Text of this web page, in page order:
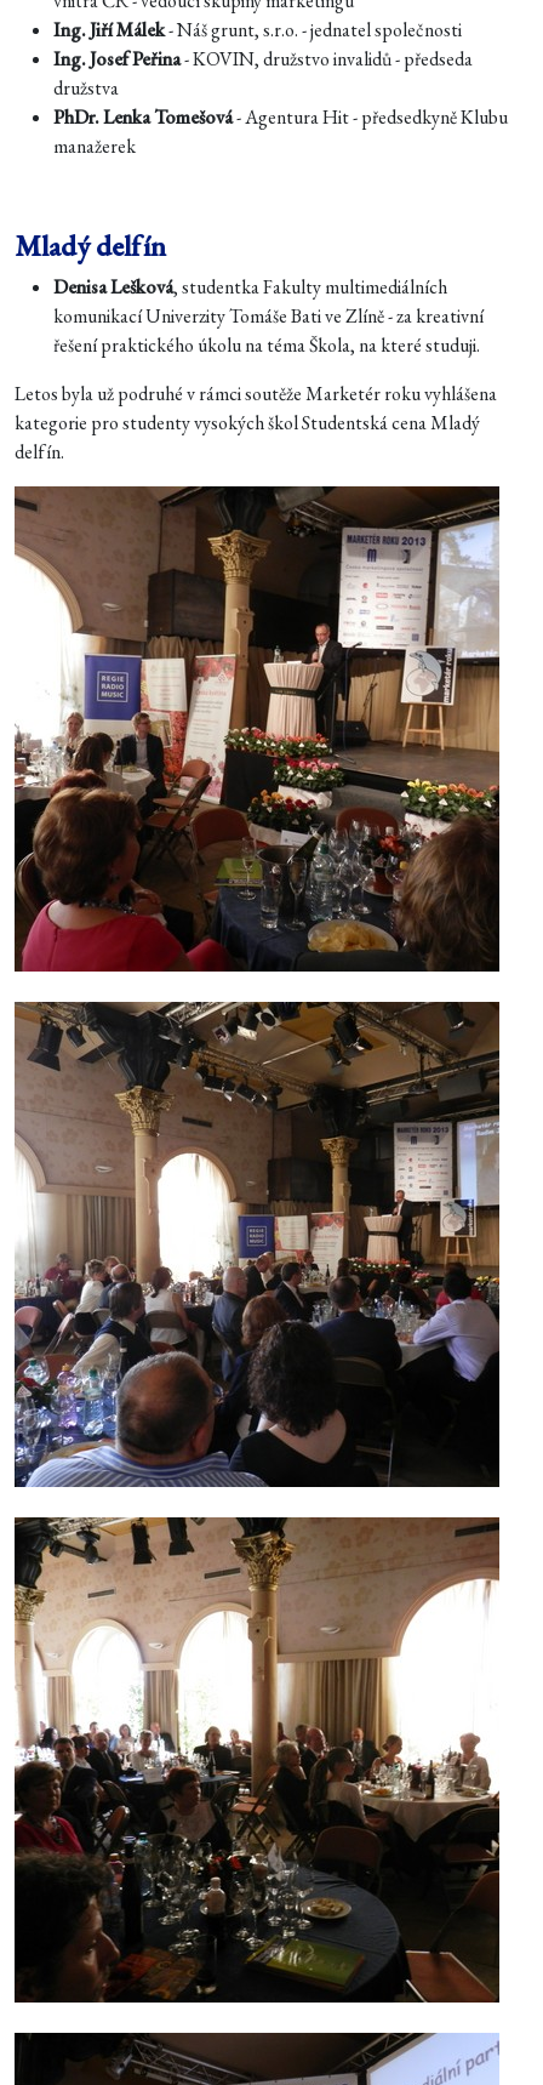
Ing. Jiří Málek- Náš grunt, s.r.o. - jednatel společnosti
Ing. Josef Peřina- KOVIN, družstvo invalidů - předseda
družstva
PhDr. Lenka Tomešová- Agentura Hit - předsedkyně Klubu
manažerek
Mladý delfín
Denisa Lešková, studentka Fakulty multimediálních
komunikací Univerzity Tomáše Bati ve Zlíně - za kreativní
řešení praktického úkolu na téma Škola, na které studuji.
Letos byla už podruhé v rámci soutěže Marketér roku vyhlášena
kategorie pro studenty vysokých škol Studentská cena Mladý
delfín.